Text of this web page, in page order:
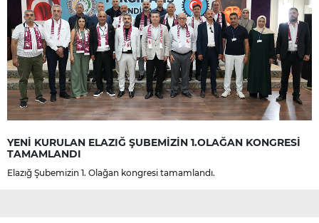
YENİ KURULAN ELAZIĞ ŞUBEMİZİN 1.OLAĞAN KONGRESİ
TAMAMLANDI
Elazığ Şubemizin 1. Olağan kongresi tamamlandı.